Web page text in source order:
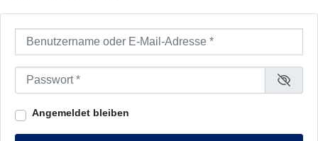
Benutzername oder E-Mail-Adresse
Passwort
Angemeldet bleiben